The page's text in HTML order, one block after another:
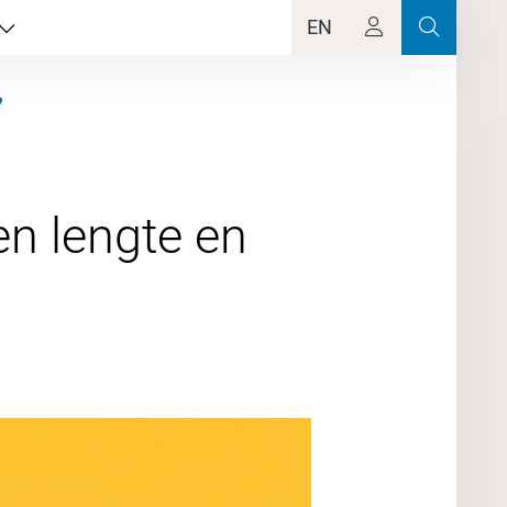
EN
lengte en